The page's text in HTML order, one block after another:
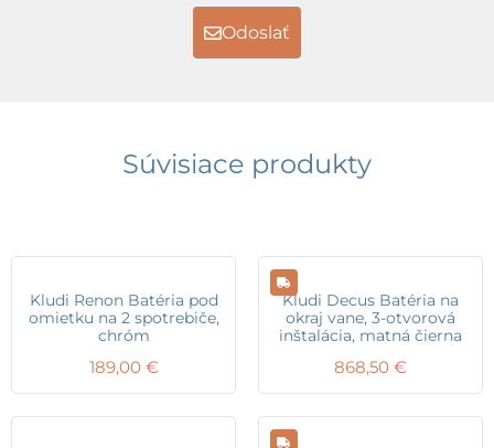
Odoslať
Súvisiace produkty
Kludi Renon Batéria pod
omietku na 2 spotrebiče,
chróm
189,00 €
Kludi Decus Batéria na
okraj vane, 3-otvorová
inštalácia, matná čierna
868,50 €